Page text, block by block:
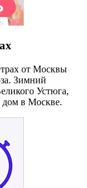
от Москвы
Зимний
Устюга,
дом в Москве.